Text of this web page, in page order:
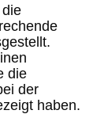
die
der
haben.